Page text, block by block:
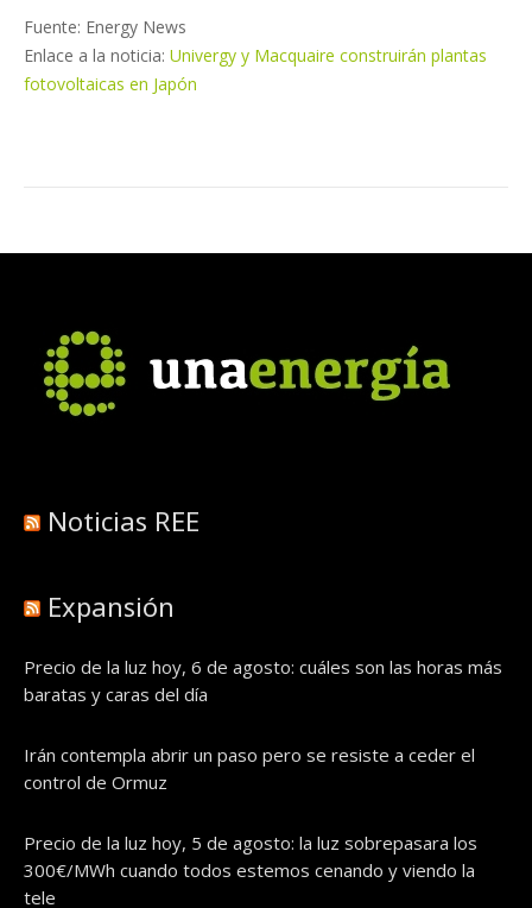
Fuente: Energy News
Enlace a la noticia: Univergy y Macquaire construirán plantas
fotovoltaicas en Japón
Noticias REE
Expansión
Precio de la luz hoy, 6 de agosto: cuáles son las horas más
baratas y caras del día
Irán contempla abrir un paso pero se resiste a ceder el
control de Ormuz
Precio de la luz hoy, 5 de agosto: la luz sobrepasara los
300€/MWh cuando todos estemos cenando y viendo la
tele